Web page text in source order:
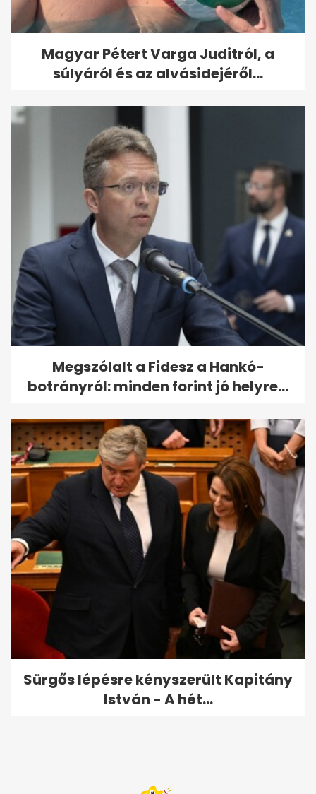
Magyar Pétert Varga Juditról, a
súlyáról és az alvásidejéről...
Megszólalt a Fidesz a Hankó-
botrányról: minden forint jó helyre...
Sürgős lépésre kényszerült Kapitány
István - A hét...